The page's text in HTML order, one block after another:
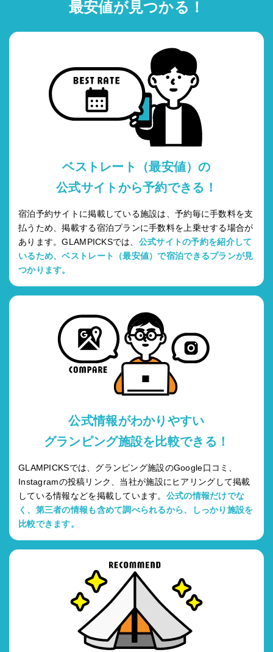
最安値が見つかる！
ベストレート（最安値）の
公式サイトから予約できる！
宿泊予約サイトに掲載している施設は、予約毎に手数料を支
払うため、掲載する宿泊プランに手数料を上乗せする場合が
あります。GLAMPICKSでは、 公式サイトの予約を紹介して
いるため、ベストレート（最安値）で宿泊できるプランが見
つかります。
公式情報がわかりやすい
グランピング施設を比較できる！
GLAMPICKSでは、グランピング施設のGoogle口コミ、
Instagramの投稿リンク、当社が施設にヒアリングして掲載
している情報などを掲載しています。 公式の情報だけでな
く、第三者の情報も含めて調べられるから、しっかり施設を
比較できます。